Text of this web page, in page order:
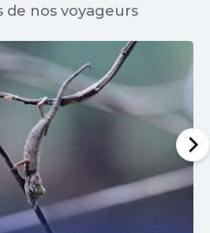
de nos voyageurs